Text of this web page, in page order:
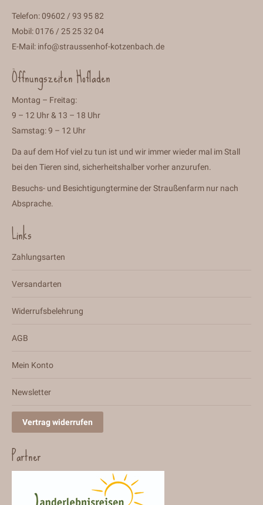
Telefon: 09602 / 93 95 82
Mobil: 0176 / 25 25 32 04
E-Mail: info@straussenhof-kotzenbach.de
Öffnungszeiten Hofladen
Montag – Freitag:
9 – 12 Uhr & 13 – 18 Uhr
Samstag: 9 – 12 Uhr
Da auf dem Hof viel zu tun ist und wir immer wieder mal im Stall
bei den Tieren sind, sicherheitshalber vorher anzurufen.
Besuchs- und Besichtigungtermine der Straußenfarm nur nach
Absprache.
Links
Zahlungsarten
Versandarten
Widerrufsbelehrung
AGB
Mein Konto
Newsletter
Vertrag widerrufen
Partner